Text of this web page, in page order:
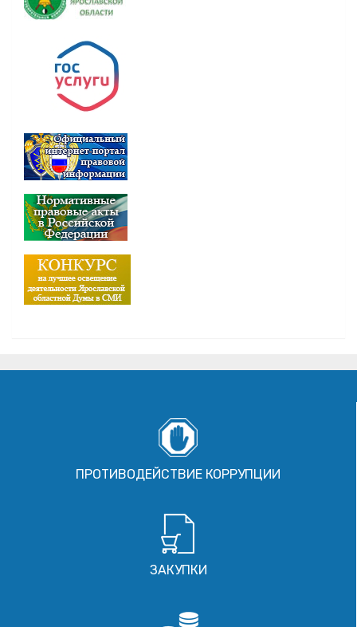
ПРОТИВОДЕЙСТВИЕ КОРРУПЦИИ
ЗАКУПКИ